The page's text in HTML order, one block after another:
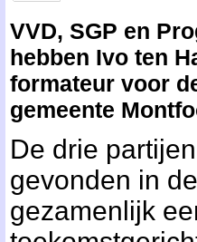
VVD, SGP en
hebben Ivo ten
formateur voor
gemeente
De drie
gevonden in
gezamenlijk